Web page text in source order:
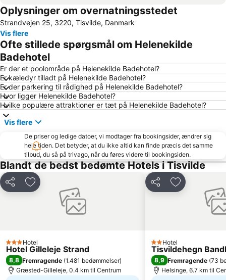
Rødovre Centrum
Helsingør Havn
Gilleleje Veststrand
Liseleje
Smidstrup Strand
Rungsted Havn
Ballerup Centret
Roskilde Station
Sofiero slott
Bakken Amusement Park
Roskilde Domkirke
Louisiana Museum of Modern Art
Dronningmoelle Strand
Frederiksborg Slot
Kronborg Slot
Kulhuse Strand
Helsingør Festival
Olympiastadion Helsingborg
Algade
Tropical Beach
Stortorget
Väla Centrum
Ven
Oplysninger om overnatningsstedet
Strandvejen 25, 3220, Tisvilde, Danmark
Vis flere
Ofte stillede spørgsmål om Helenekilde
Badehotel
Er der et poolområde på Helenekilde Badehotel?
Er kæledyr tilladt på Helenekilde Badehotel?
Er der parkering til rådighed på Helenekilde Badehotel?
Hvor ligger Helenekilde Badehotel?
Hvilke populære attraktioner er tæt på Helenekilde Badehotel?
Vis flere
De priser og ledige datoer, vi modtager fra bookingsider, ændrer sig
hele tiden. Det betyder, at du ikke altid kan finde præcis det samme
tilbud, du så på trivago, når du føres videre til bookingsiden.
Blandt de bedst bedømte Hotels i Tisvilde
Del Føj til favoritter
3 Stjerner
Hotel
Hotel Gilleleje Strand
8,8 Fremragende (1.481 bedømmelser)
Græsted-Gilleleje, 0.4 km til Centrum
Del Føj til
2 Stjerner
Hotel
Tisvildehegn
8,9 Fremragende (73
Helsinge, 6.7 km til